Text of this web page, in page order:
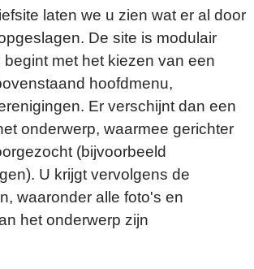
laten we u zien wat er al door
De site is modulair
met het kiezen van een
hoofdmenu,
Er verschijnt dan een
onderwerp, waarmee gerichter
(bijvoorbeeld
U krijgt vervolgens de
waaronder alle foto's en
het onderwerp zijn